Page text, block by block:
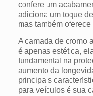
confere um
adiciona um toque
mas também
A camada de cromo
é apenas estética,
fundamental na
aumento da
principais
para veículos é sua